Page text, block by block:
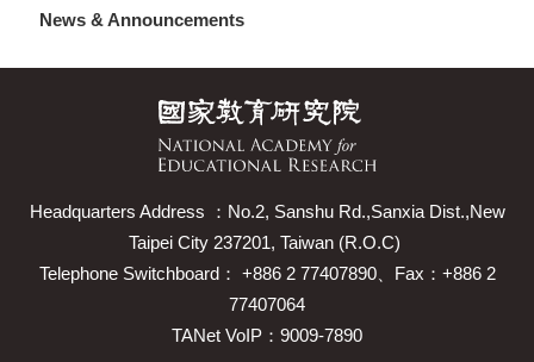
News & Announcements
Headquarters Address ：No.2, Sanshu Rd.,Sanxia Dist.,New
Taipei City 237201, Taiwan (R.O.C)
Telephone Switchboard： +886 2 77407890、Fax：+886 2
77407064
TANet VoIP：9009-7890